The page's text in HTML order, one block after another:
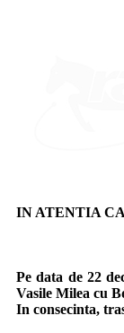
IN ATENTIA
Pe data de 22
Vasile Milea cu
In consecinta,